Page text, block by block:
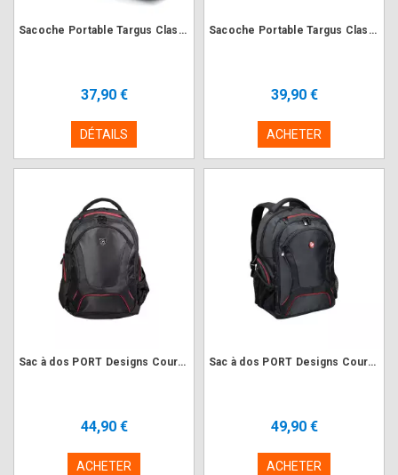
Sacoche Portable Targus Classic+ Clamshell 17-18" Noir
37,90 €
DÉTAILS
Sacoche Portable Targus Classic+ Clamshell 15.6" Noir
39,90 €
ACHETER
Sac à dos PORT Designs Courchevel Backpack 15.6" Noir
44,90 €
ACHETER
Sac à dos PORT Designs Courchevel Backpack 17.3" Noir
49,90 €
ACHETER